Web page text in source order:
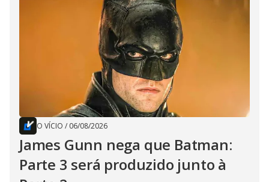
O VÍCIO / 06/08/2026
James Gunn nega que Batman:
Parte 3 será produzido junto à